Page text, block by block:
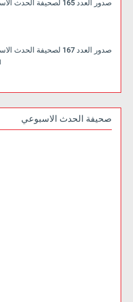
صدور العدد 165 لصحيفة الحدث الاسبوعي من لندن
صدور العدد 167 لصحيفة الحدث الاسبوعي من لندن
صحيفة الحدث الاسبوعي